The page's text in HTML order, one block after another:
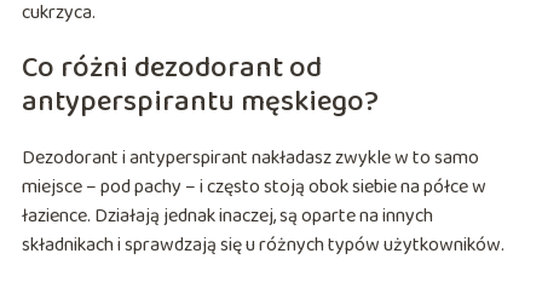
cukrzyca.
Co różni dezodorant od
antyperspirantu męskiego?
Dezodorant i antyperspirant nakładasz zwykle w to samo
miejsce – pod pachy – i często stoją obok siebie na półce w
łazience. Działają jednak inaczej, są oparte na innych
składnikach i sprawdzają się u różnych typów użytkowników.